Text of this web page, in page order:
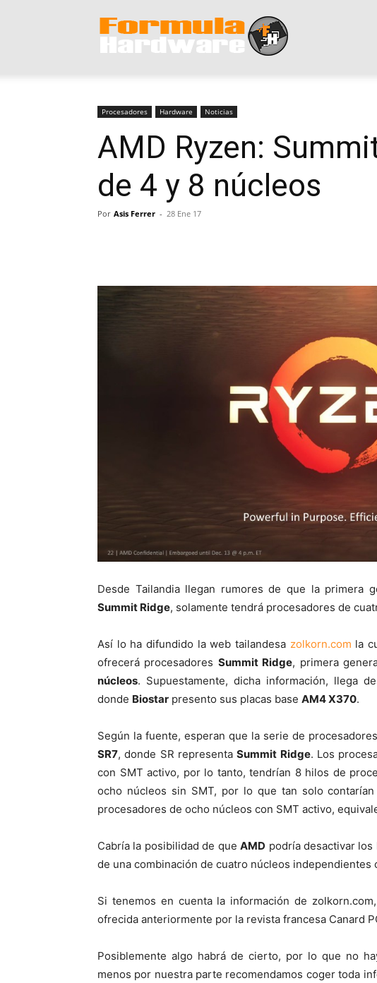
Procesadores Hardware Noticias
AMD Ryzen:
de 4 y 8 núcleos
Por Asis Ferrer - 28 Ene 17
Desde Tailandia llegan rumores de que la primera
Summit Ridge, solamente tendrá procesadores de
Así lo ha difundido la web tailandesa zolkorn.com la
ofrecerá procesadores Summit Ridge, primera
núcleos. Supuestamente, dicha información, llega
donde Biostar presento sus placas base AM4 X370.
Según la fuente, esperan que la serie de
SR7, donde SR representaSummit Ridge. Los
con SMT activo, por lo tanto, tendrían 8 hilos de
ocho núcleos sin SMT, por lo que tan solo
procesadores de ocho núcleos con SMT activo,
Cabría la posibilidad de queAMD podría desactivar
de una combinación de cuatro núcleos independientes
Si tenemos en cuenta la información de
ofrecida anteriormente por la revista francesa Canard
Posiblemente algo habrá de cierto, por lo que no
menos por nuestra parte recomendamos coger toda